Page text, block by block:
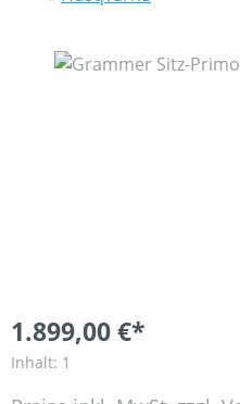
Bildergalerie überspringen
1.899,00 €*
Inhalt: 1